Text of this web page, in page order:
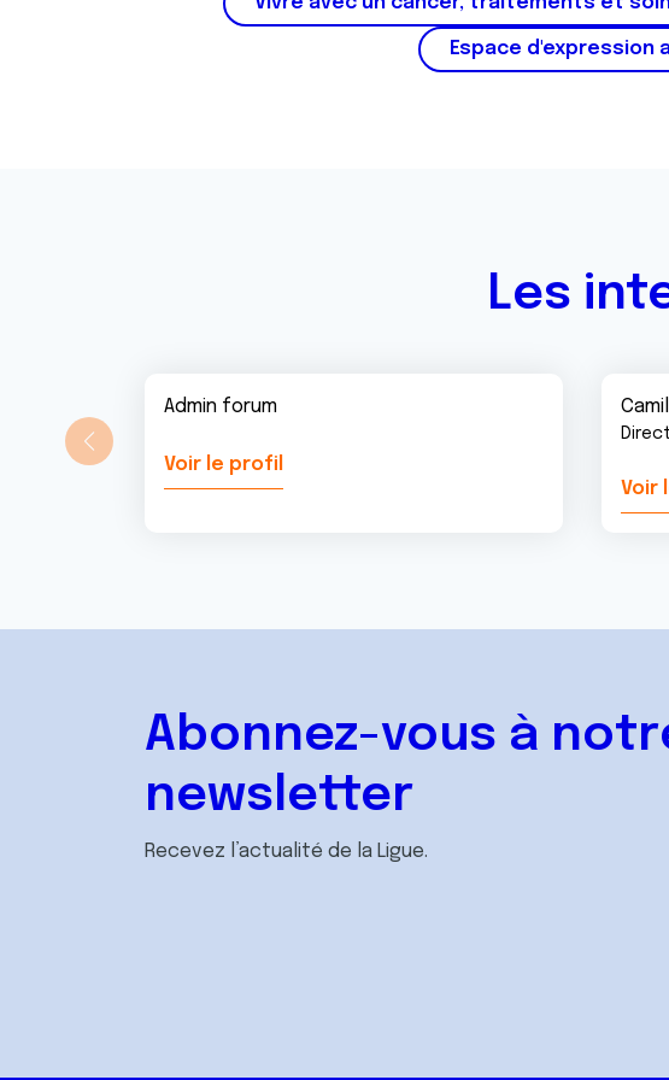
m
Espace d'expression
Les
Admin forum
Voir le profil
Voir
Abonnez-vous à
newsletter
Recevez l’actualité de la Ligue.